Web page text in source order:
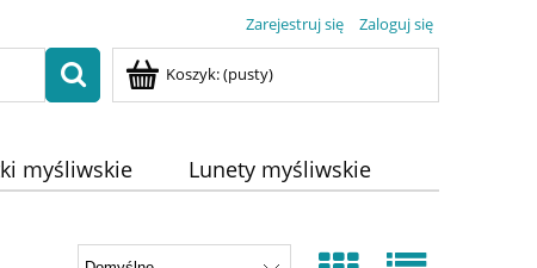
Zarejestruj się Zaloguj się
Koszyk:(pusty)
myśliwskie
Lunety myśliwskie